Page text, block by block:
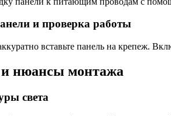
и проверка работы
вставьте панель на крепеж.
и нюансы монтажа
света